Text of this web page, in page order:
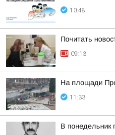
10:48
Почитать
09:13
На площади
11:33
В понедельник